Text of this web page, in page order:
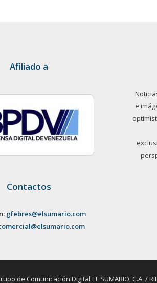
Afiliado a
Contactos
gfebres@elsumario.com
e
de Comunicación Digital EL SUMARIO, C.A. /